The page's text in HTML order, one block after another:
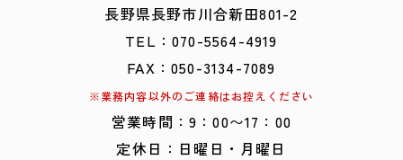
​​​​​​​長野県長野市川合新田801-2
TEL：070-5564-4919
FAX：050-3134-7089
※業務内容以外のご連絡はお控えください
営業時間：9：00〜17：00
定休日：日曜日・月曜日